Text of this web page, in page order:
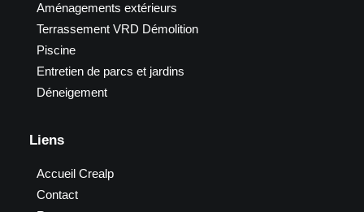
Aménagements extérieurs
Terrassement VRD Démolition
Piscine
Entretien de parcs et jardins
Déneigement
Liens
Accueil Crealp
Contact